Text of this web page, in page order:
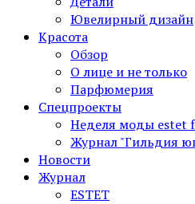
Ювелирный дизайн
Красота
Обзор
О лице и не только
Парфюмерия
Спецпроекты
Неделя моды estet
Журнал "Гильдия
Новости
Журнал
ESTET